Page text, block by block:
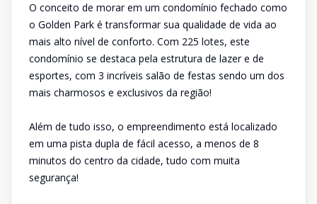
O conceito de morar em um condomínio fechado como
o Golden Park é transformar sua qualidade de vida ao
mais alto nível de conforto. Com 225 lotes, este
condomínio se destaca pela estrutura de lazer e de
esportes, com 3 incríveis salão de festas sendo um dos
mais charmosos e exclusivos da região!
Além de tudo isso, o empreendimento está localizado
em uma pista dupla de fácil acesso, a menos de 8
minutos do centro da cidade, tudo com muita
segurança!